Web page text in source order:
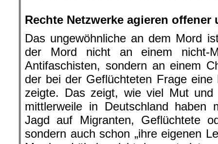
Rechte Netzwerke agieren offener
Das ungewöhnliche an dem Mord
der Mord nicht an einem nicht-
Antifaschisten, sondern an einem
der bei der Geflüchteten Frage eine
zeigte. Das zeigt, wie viel Mut
mittlerweile in Deutschland
Jagd auf Migranten, Geflüchtete
sondern auch schon „ihre eigenen